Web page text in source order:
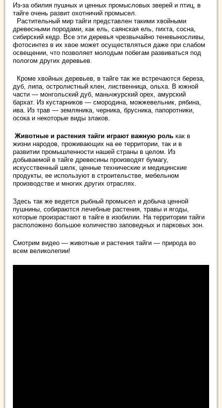
Из-за обилия пушных и ценных промысловых зверей и птиц, в
тайге очень развит охотничий промысел.
Растительный мир тайги представлен такими хвойными
древесными породами, как ель, саянская ель, пихта, сосна,
сибирский кедр. Все эти деревья чрезвычайно теневыносливы,
фотосинтез в их хвое может осуществляться даже при слабом
освещении, что позволяет молодым побегам развиваться под
пологом других деревьев.
Кроме хвойных деревьев, в тайге так же встречаются береза,
дуб, липа, остролистный клен, лиственница, ольха. В южной
части — монгольский дуб, маньчжурский орех, амурский
бархат. Из кустарников — смородина, можжевельник, рябина,
ива. Из трав — земляника, черника, брусника, папоротники,
осока и некоторые виды злаков.
Животные и растения тайги играют важную роль как в
жизни народов, проживающих на ее территории, так и в
развитии промышленности нашей страны в целом. Из
добываемой в тайге древесины производят бумагу,
искусственный шелк, ценные технические и медицинские
продукты, ее используют в строительстве, мебельном
производстве и многих других отраслях.
Здесь так же ведется рыбный промысел и добыча ценной
пушнины, собираются лечебные растения, травы и ягоды,
которые произрастают в тайге в изобилии. На территории тайги
расположено большое количество заповедных и парковых зон.
Смотрим видео — животные и растения тайги — природа во
всем великолепии!